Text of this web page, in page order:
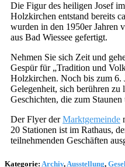
Die Figur des heiligen Josef
Holzkirchen entstand bereits
wurden in den 1950er Jahren
aus Bad Wiessee gefertigt.
Nehmen Sie sich Zeit und
Gespür für „Tradition und
Holzkirchen. Noch bis zum 6.
Gelegenheit, sich berühren zu
Geschichten, die zum
Der Flyer derMarktgemeinde
20 Stationen ist im Rathaus,
teilnehmenden Geschäften
Kategorie: Archiv, Ausstellung,